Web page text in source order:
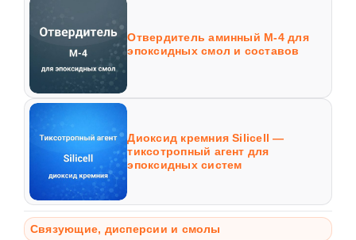
Отвердитель аминный М-4 для
эпоксидных смол и составов
Диоксид кремния Silicell —
тиксотропный агент для
эпоксидных систем
Связующие, дисперсии и смолы